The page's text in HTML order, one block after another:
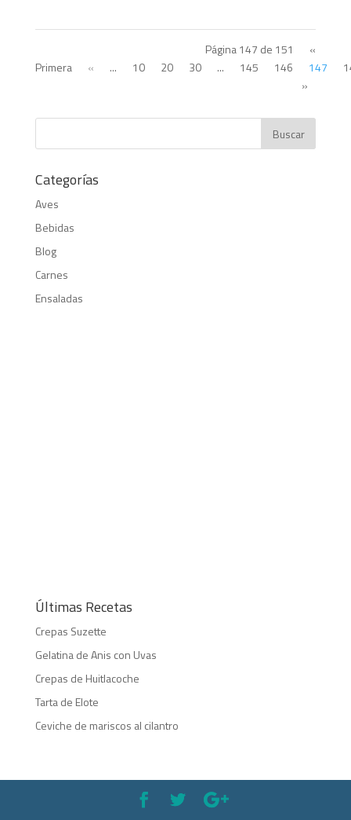
Página 147 de 151
«
Primera
« ... 10 20 30 ... 145 146 147
»
Categorías
Aves
Bebidas
Blog
Carnes
Ensaladas
Últimas Recetas
Crepas Suzette
Gelatina de Anis con Uvas
Crepas de Huitlacoche
Tarta de Elote
Ceviche de mariscos al cilantro